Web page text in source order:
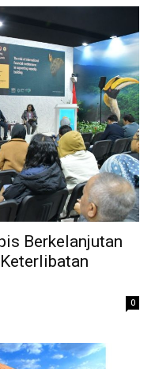
Berkelanjutan
0